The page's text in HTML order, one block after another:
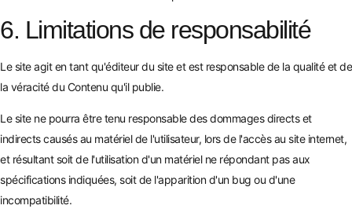
6. Limitations de responsabilité
Le site agit en tant qu'éditeur du site et est responsable de la qualité et de
la véracité du Contenu qu'il publie.
Le site ne pourra être tenu responsable des dommages directs et
indirects causés au matériel de l'utilisateur, lors de l'accès au site internet,
et résultant soit de l'utilisation d'un matériel ne répondant pas aux
spécifications indiquées, soit de l'apparition d'un bug ou d'une
incompatibilité.